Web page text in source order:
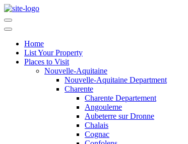
Home
List Your Property
Places to Visit
Nouvelle-Aquitaine
Nouvelle-Aquitaine Department
Charente
Charente Departement
Angouleme
Aubeterre sur Dronne
Chalais
Cognac